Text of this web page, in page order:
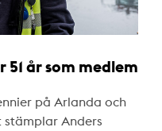
år som medlem
på Arlanda och
stämplar Anders